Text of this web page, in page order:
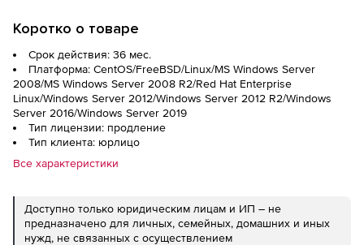
Коротко о товаре
Срок действия: 36 мес.
Платформа: CentOS/FreeBSD/Linux/MS Windows Server
2008/MS Windows Server 2008 R2/Red Hat Enterprise
Linux/Windows Server 2012/Windows Server 2012 R2/Windows
Server 2016/Windows Server 2019
Тип лицензии: продление
Тип клиента: юрлицо
Все характеристики
Доступно только юридическим лицам и ИП – не
предназначено для личных, семейных, домашних и иных
нужд, не связанных с осуществлением